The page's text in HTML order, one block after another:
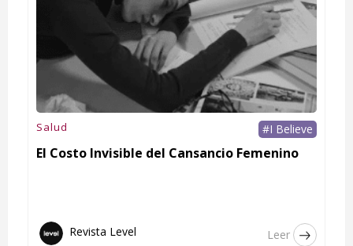
Salud #I Believe
El Costo Invisible del Cansancio Femenino
Revista Level Leer